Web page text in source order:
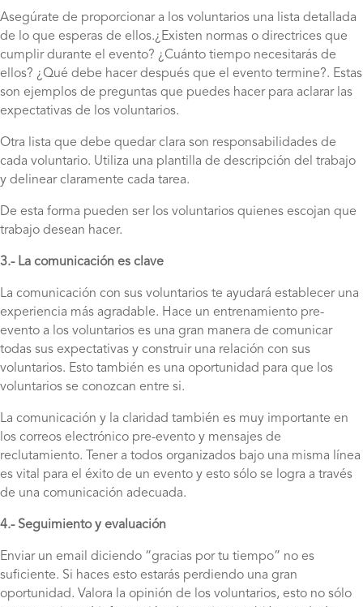
Asegúrate de proporcionar a los voluntarios una lista detallada
de lo que esperas de ellos.¿Existen normas o directrices que
cumplir durante el evento? ¿Cuánto tiempo necesitarás de
ellos? ¿Qué debe hacer después que el evento termine?. Estas
son ejemplos de preguntas que puedes hacer para aclarar las
expectativas de los voluntarios.
Otra lista que debe quedar clara son responsabilidades de
cada voluntario. Utiliza una plantilla de descripción del trabajo
y delinear claramente cada tarea.
De esta forma pueden ser los voluntarios quienes escojan que
trabajo desean hacer.
3.- La comunicación es clave
La comunicación con sus voluntarios te ayudará establecer una
experiencia más agradable. Hace un entrenamiento pre-
evento a los voluntarios es una gran manera de comunicar
todas sus expectativas y construir una relación con sus
voluntarios. Esto también es una oportunidad para que los
voluntarios se conozcan entre si.
La comunicación y la claridad también es muy importante en
los correos electrónico pre-evento y mensajes de
reclutamiento. Tener a todos organizados bajo una misma línea
es vital para el éxito de un evento y esto sólo se logra a través
de una comunicación adecuada.
4.- Seguimiento y evaluación
Enviar un email diciendo “gracias por tu tiempo” no es
suficiente. Si haces esto estarás perdiendo una gran
oportunidad. Valora la opinión de los voluntarios, esto no sólo